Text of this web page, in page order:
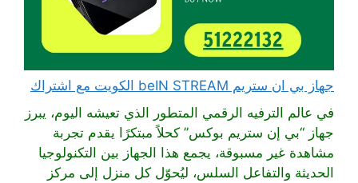
جهاز بي ان ستريم beIN STREAM الكويت مع اشتراك
في عالم الترفيه الرقمي المتطور الذي تعيشه اليوم، يبرز
جهاز “بي إن ستريم بوكس” كحلاً مبتكرًا يقدم تجربة
مشاهدة غير مسبوقة، يجمع هذا الجهاز بين التكنولوجيا
الحديثة والتفاعل السلس، ليُحوّل كل منزل إلى مركز